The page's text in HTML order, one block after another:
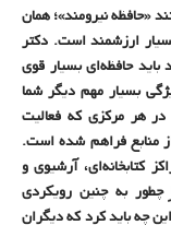
«حافظه نیرومند»؛ همان
ارزشمند است. دکتر
باید حافظه‌ای بسیار قوی
بسیار مهم دیگر شما
هر مرکزی که فعالیت
از منابع فراهم شده است.
کتابخانه‌ای، آرشیوی و
چطور به چنین رویکردی
چه باید کرد که دیگران